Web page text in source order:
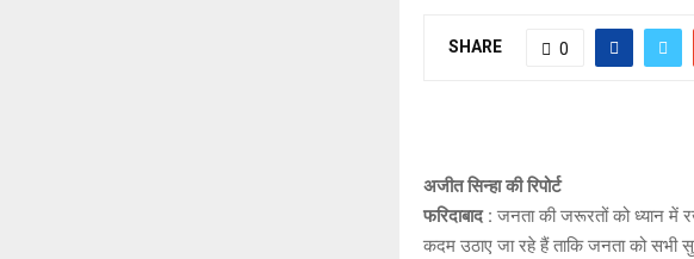
SHARE 0
अजीत सिन्हा की रिपोर्ट
फरिदाबाद : जनता की जरूरतों को ध्यान
कदम उठाए जा रहे हैं ताकि जनता को सभी